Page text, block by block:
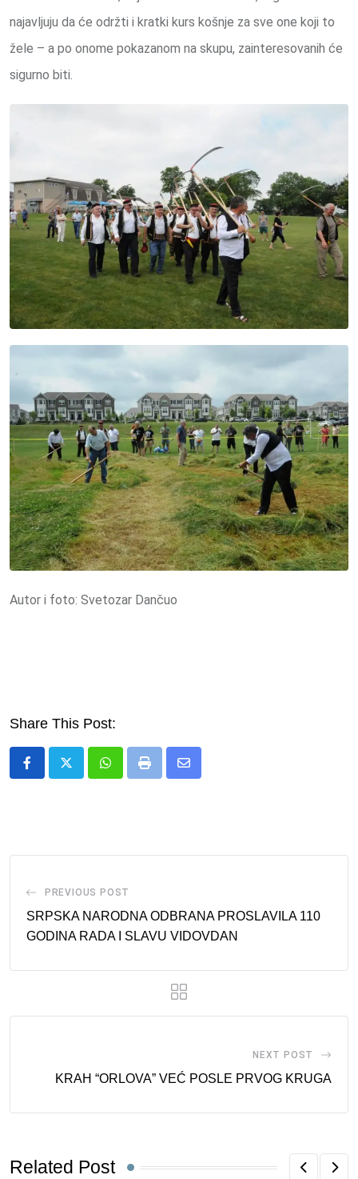
najavljuju da će održti i kratki kurs košnje za sve one koji to
žele – a po onome pokazanom na skupu, zainteresovanih će
sigurno biti.
Autor i foto: Svetozar Dančuo
Share This Post:
WhatsappPrint
Share
PREVIOUS POST
SRPSKA NARODNA ODBRANA PROSLAVILA 110
GODINA RADA I SLAVU VIDOVDAN
NEXT POST
KRAH “ORLOVA” VEĆ POSLE PRVOG KRUGA
Related Post